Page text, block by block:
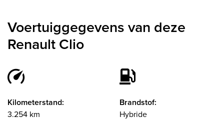
Voertuiggegevens van deze
Renault Clio
Kilometerstand:
3.254 km
Brandstof:
Hybride